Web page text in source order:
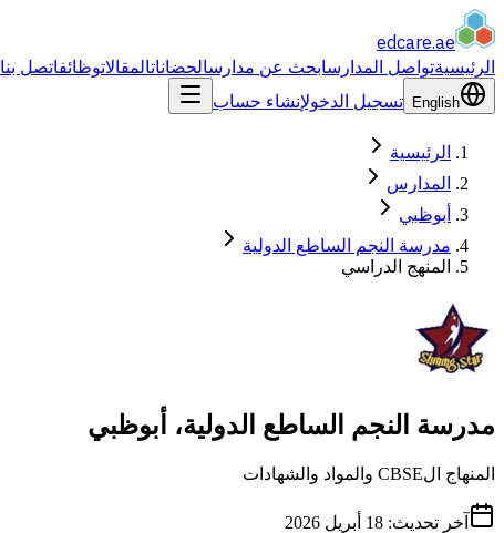
edcare.ae
الرئيسيةتواصل المدارسابحث عن مدارسالحضاناتالمقالاتوظائفاتصل بنا
English تسجيل الدخولإنشاء حساب
الرئيسية
المدارس
أبوظبي
مدرسة النجم الساطع الدولية
المنهج الدراسي
مدرسة النجم الساطع الدولية، أبوظبي
المنهاج الCBSE والمواد والشهادات
آخر تحديث: 18 أبريل 2026